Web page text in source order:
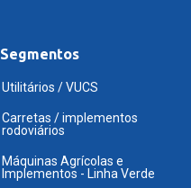
Segmentos
Utilitários / VUCS
Carretas / implementos
rodoviários
Máquinas Agrícolas e
Implementos - Linha Verde